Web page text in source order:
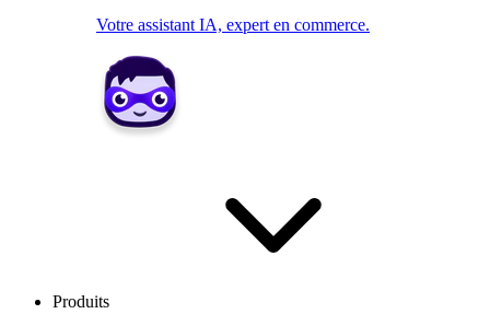
Votre assistant IA, expert en commerce.
Produits